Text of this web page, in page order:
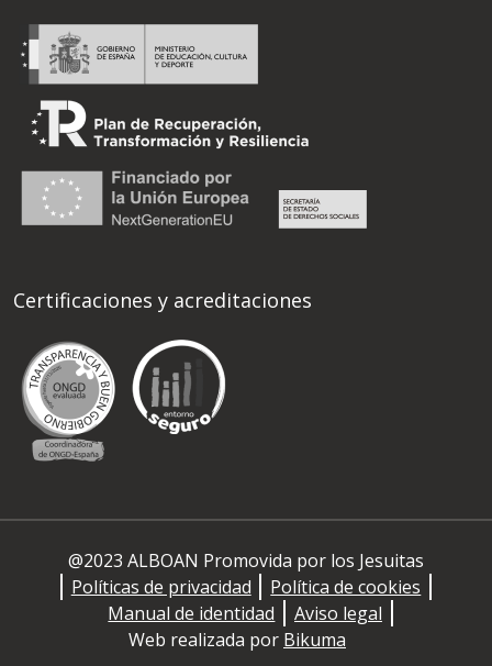
Certificaciones y acreditaciones
@2023 ALBOAN Promovida por los Jesuitas
Políticas de privacidad
Política de cookies
Manual de identidad
Aviso legal
Web realizada por Bikuma